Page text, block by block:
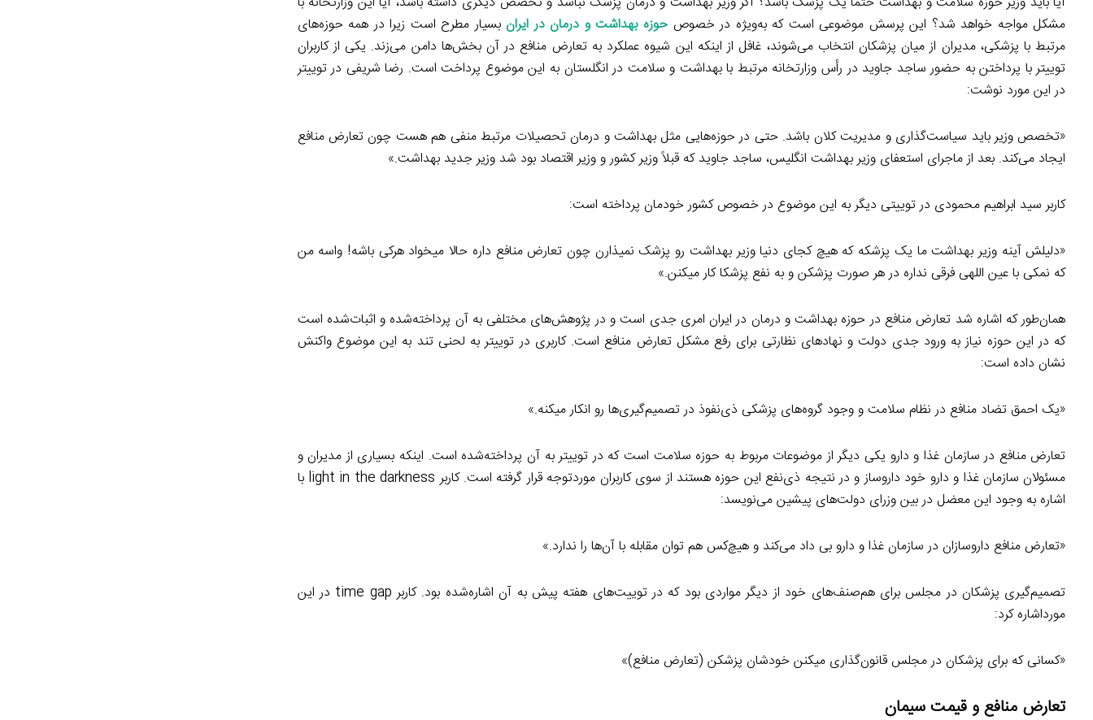
مشکل مواجه خواهد شد؟ این پرسش موضوعی است که به‌ویژه در خصوص حوزه بهداشت و درمان در ایرانبسیار مطرح است زیرا در همه حوزه‌های
مرتبط با پزشکی، مدیران از میان پزشکان انتخاب می‌شوند، غافل از اینکه این شیوه عملکرد به تعارض منافع در آن بخش‌ها دامن می‌زند. یکی از کاربران
توییتر با پرداختن به حضور ساجد جاوید در رأس وزارتخانه مرتبط با بهداشت و سلامت در انگلستان به این موضوع پرداخت است. رضا شریفی در توییتر
در این مورد نوشت:
«تخصص وزیر باید سیاست‌گذاری و مدیریت کلان باشد. حتی در حوزه‌هایی مثل بهداشت و درمان تحصیلات مرتبط منفی هم هست چون تعارض منافع
ایجاد می‌کند. بعد از ماجرای استعفای وزیر بهداشت انگلیس، ساجد جاوید که قبلاً وزیر کشور و وزیر اقتصاد بود شد وزیر جدید بهداشت.»
کاربر سید ابراهیم محمودی در توییتی دیگر به این موضوع در خصوص کشور خودمان پرداخته است:
«دلیلش آینه وزیر بهداشت ما یک پزشکه که هیچ کجای دنیا وزیر بهداشت رو پزشک نمیذارن چون تعارض منافع داره حالا میخواد هرکی باشه! واسه من
که نمکی با عین اللهی فرقی نداره در هر صورت پزشکن و به نفع پزشکا کار میکنن.»
همان‌طور که اشاره شد تعارض منافع در حوزه بهداشت و درمان در ایران امری جدی است و در پژوهش‌های مختلفی به آن پرداخته‌شده و اثبات‌شده است
که در این حوزه نیاز به ورود جدی دولت و نهادهای نظارتی برای رفع مشکل تعارض منافع است. کاربری در توییتر به لحنی تند به این موضوع واکنش
نشان داده است:
«یک احمق تضاد منافع در نظام سلامت و وجود گروه‌های پزشکی ذی‌نفوذ در تصمیم‌گیری‌ها رو انکار میکنه.»
تعارض منافع در سازمان غذا و دارو یکی دیگر از موضوعات مربوط به حوزه سلامت است که در توییتر به آن پرداخته‌شده است. اینکه بسیاری از مدیران و
مسئولان سازمان غذا و دارو خود داروساز و در نتیجه ذی‌نفع این حوزه هستند از سوی کاربران موردتوجه قرار گرفته است. کاربر light in the darkness با
اشاره به وجود این معضل در بین وزرای دولت‌های پیشین می‌نویسد:
«تعارض منافع داروسازان در سازمان غذا و دارو بی داد می‌کند و هیچ‌کس هم توان مقابله با آن‌ها را ندارد.»
تصمیم‌گیری پزشکان در مجلس برای هم‌صنف‌های خود از دیگر مواردی بود که در توییت‌های هفته پیش به آن اشاره‌شده بود. کاربر time gap در این
مورداشاره کرد:
«کسانی که برای پزشکان در مجلس قانون‌گذاری میکنن خودشان پزشکن (تعارض منافع)»
تعارض منافع و قیمت سیمان